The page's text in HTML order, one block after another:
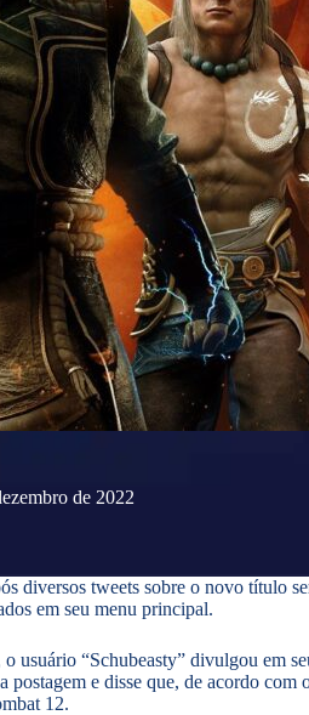
de 2022
diversos tweets sobre o novo título
em seu menu principal.
“Schubeasty” divulgou em
e disse que, de acordo com
12.